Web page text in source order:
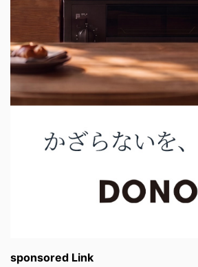
sponsored Link